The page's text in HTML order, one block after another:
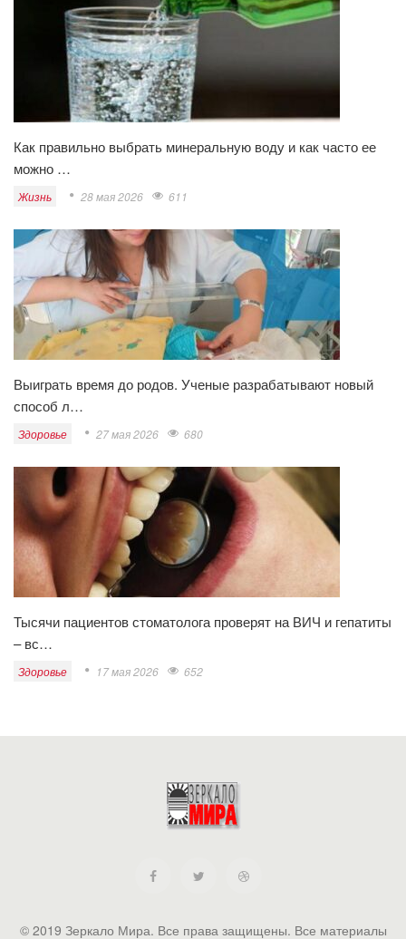
Как правильно выбрать минеральную воду и как часто ее
можно …
Жизнь 28 мая 2026 611
Выиграть время до родов. Ученые разрабатывают новый
способ л…
Здоровье 27 мая 2026 680
Тысячи пациентов стоматолога проверят на ВИЧ и гепатиты
– вс…
Здоровье 17 мая 2026 652
© 2019 Зеркало Мира. Все права защищены. Все материалы